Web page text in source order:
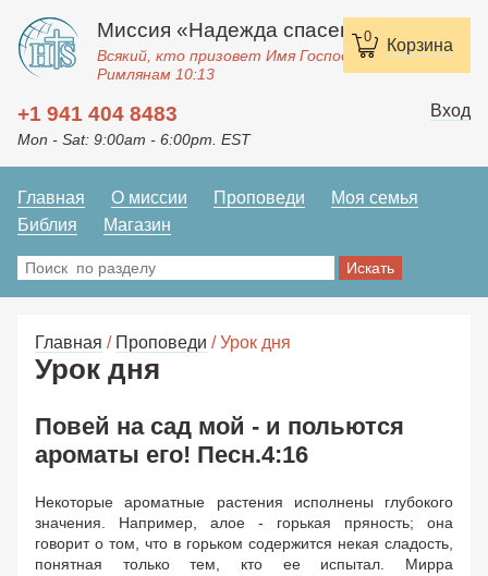
0 Корзина
Миссия «Надежда спасения»
Всякий, кто призовет Имя Господне, спасется.
Римлянам 10:13
+1 941 404 8483
Mon - Sat: 9:00am - 6:00pm. EST
Вход
Главная О миссии Проповеди
Моя семья
Библия
Магазин
Главная / Проповеди / Урок дня
Урок дня
Повей на сад мой - и польются
ароматы его! Песн.4:16
Некоторые ароматные растения исполнены глубокого
значения. Например, алое - горькая пряность; она
говорит о том, что в горьком содержится некая сладость,
понятная только тем, кто ее испытал. Мирра